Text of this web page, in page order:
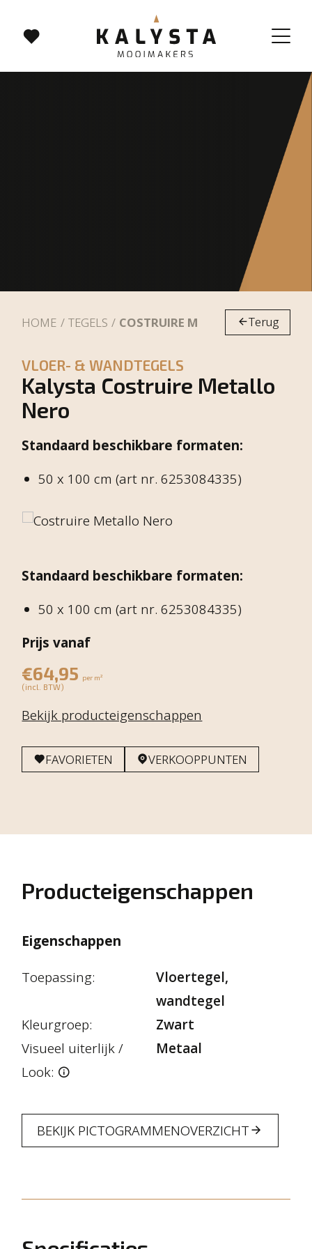
HOME TEGELS COSTRUIRE METALLO NERO
Terug
VLOER- & WANDTEGELS
Kalysta Costruire Metallo
Nero
Standaard beschikbare formaten:
50 x 100 cm (art nr. 6253084335)
Standaard beschikbare formaten:
50 x 100 cm (art nr. 6253084335)
Prijs vanaf
€64,95 per m²
(incl. BTW)
Bekijk producteigenschappen
FAVORIETEN VERKOOPPUNTEN
Producteigenschappen
Eigenschappen
Toepassing:
Vloertegel,
wandtegel
Kleurgroep:
Zwart
Visueel uiterlijk /
Look:
Metaal
BEKIJK PICTOGRAMMENOVERZICHT